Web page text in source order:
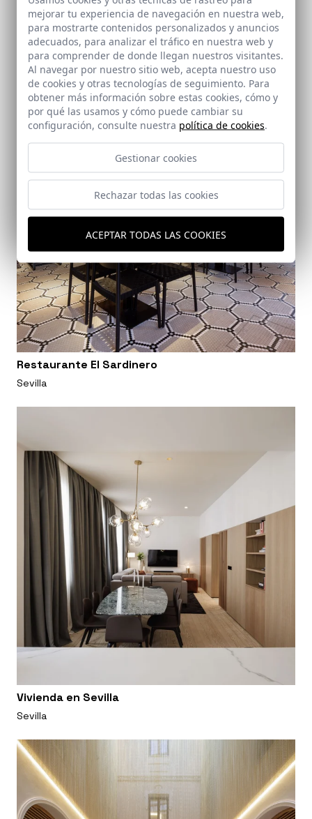
Zapatería Antonio Ortiz
Sevilla
Restaurante El Sardinero
Sevilla
Vivienda en Sevilla
Sevilla
mejorar tu experiencia de navegación en nuestra web,
para mostrarte contenidos personalizados y anuncios
adecuados, para analizar el tráfico en nuestra web y
para comprender de donde llegan nuestros visitantes.
Al navegar por nuestro sitio web, acepta nuestro uso
de cookies y otras tecnologías de seguimiento. Para
obtener más información sobre estas cookies, cómo y
por qué las usamos y cómo puede cambiar su
configuración, consulte nuestra política de cookies.
Gestionar cookies
Rechazar todas las cookies
ACEPTAR TODAS LAS COOKIES